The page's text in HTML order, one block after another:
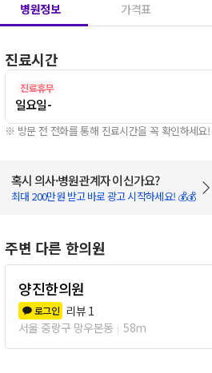
병원정보 가격표
진료시간
진료휴무
일요일-
※ 방문 전 전화를 통해 진료시간을 꼭 확인하세요!
혹시 의사·병원관계자 이신가요?
최대 200만원 받고 바로 광고 시작하세요! 💰💰
주변 다른 한의원
양진한의원
로그인 리뷰 1
서울 중랑구 망우본동
58m